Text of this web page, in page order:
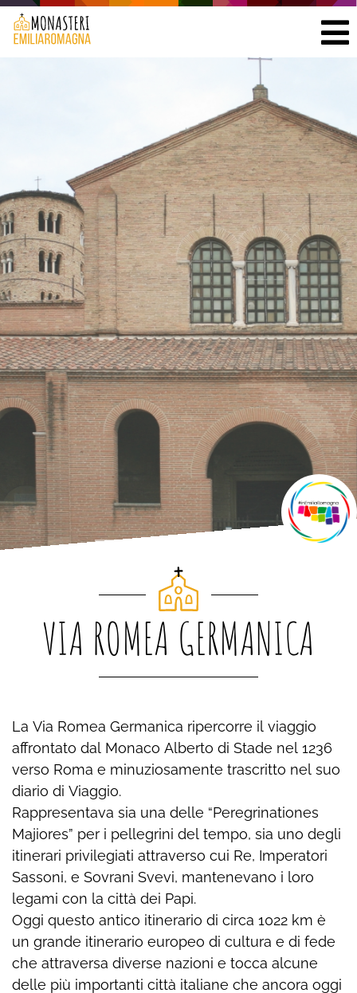
VIA ROMEA GERMANICA
La Via Romea Germanica ripercorre il viaggio
affrontato dal Monaco Alberto di Stade nel 1236
verso Roma e minuziosamente trascritto nel suo
diario di Viaggio.
Rappresentava sia una delle “Peregrinationes
Majiores” per i pellegrini del tempo, sia uno degli
itinerari privilegiati attraverso cui Re, Imperatori
Sassoni, e Sovrani Svevi, mantenevano i loro
legami con la città dei Papi.
Oggi questo antico itinerario di circa 1022 km è
un grande itinerario europeo di cultura e di fede
che attraversa diverse nazioni e tocca alcune
delle più importanti città italiane che ancora oggi